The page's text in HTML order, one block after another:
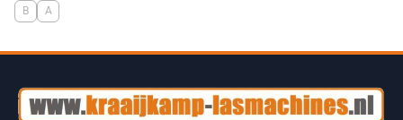
B A